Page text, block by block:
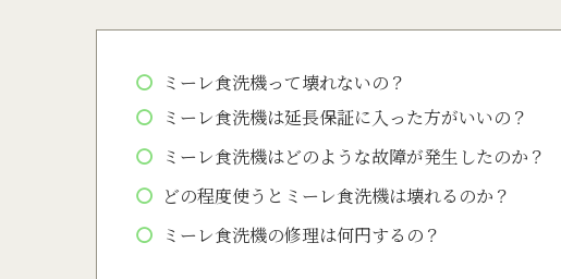
ミーレ食洗機って壊れないの？
ミーレ食洗機は延長保証に入った方がいいの？
ミーレ食洗機はどのような故障が発生したのか？
どの程度使うとミーレ食洗機は壊れるのか？
ミーレ食洗機の修理は何円するの？